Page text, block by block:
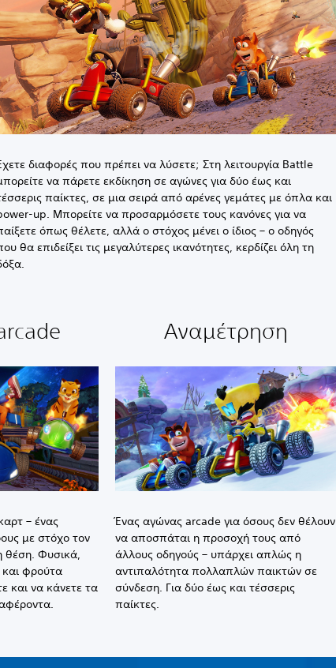
διαφορές που πρέπει να λύσετε; Στη λειτουργία Battle
να πάρετε εκδίκηση σε αγώνες για δύο έως και
παίκτες, σε μια σειρά από αρένες γεμάτες με όπλα και
up. Μπορείτε να προσαρμόσετε τους κανόνες για να
όπως θέλετε, αλλά ο στόχος μένει ο ίδιος – ο οδηγός
θα επιδείξει τις μεγαλύτερες ικανότητες, κερδίζει όλη τη
– ένας
με στόχο τον
θέση. Φυσικά,
φρούτα
και να κάνετε τα
Αναμέτρηση
Ένας αγώνας arcade για όσους δεν θέλουν
να αποσπάται η προσοχή τους από
άλλους οδηγούς – υπάρχει απλώς η
αντιπαλότητα πολλαπλών παικτών σε
σύνδεση. Για δύο έως και τέσσερις
παίκτες.